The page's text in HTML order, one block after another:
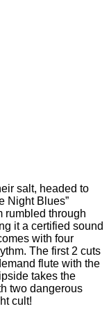
salt, headed to
Night Blues”
rumbled through
it a certified sound
with four
The first 2 cuts
flute with the
takes the
two dangerous
cult!